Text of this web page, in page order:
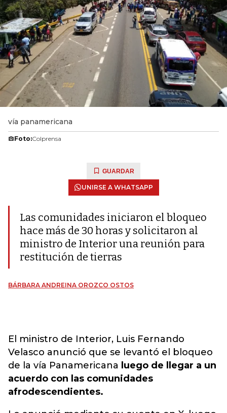
vía panamericana
Foto:Colprensa
GUARDAR
UNIRSE A WHATSAPP
Las comunidades iniciaron el bloqueo
hace más de 30 horas y solicitaron al
ministro de Interior una reunión para
restitución de tierras
BÁRBARA ANDREINA OROZCO OSTOS
El ministro de Interior, Luis Fernando
Velasco anunció que se levantó el bloqueo
de la vía Panamericana luego de llegar a un
acuerdo con las comunidades
afrodescendientes.